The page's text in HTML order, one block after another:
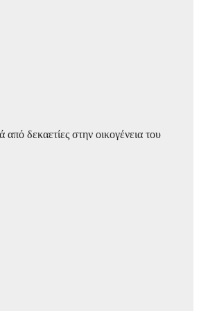
δεκαετίες στην οικογένεια του